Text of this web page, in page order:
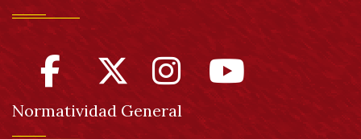
Normatividad General